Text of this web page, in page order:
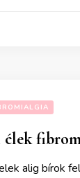
élek
alig bírok